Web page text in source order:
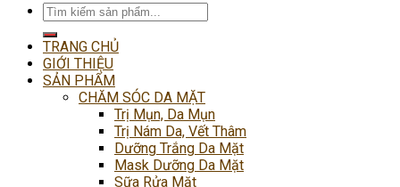
Tìm
kiếm:
TRANG CHỦ
GIỚI THIỆU
SẢN PHẨM
CHĂM SÓC DA MẶT
Trị Mụn, Da Mụn
Trị Nám Da, Vết Thâm
Dưỡng Trắng Da Mặt
Mask Dưỡng Da Mặt
Sữa Rửa Mặt